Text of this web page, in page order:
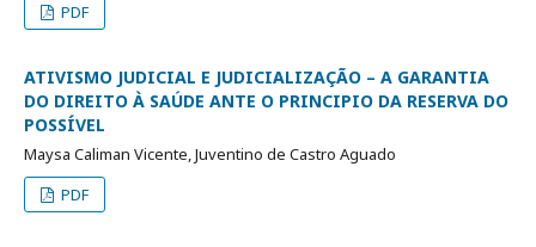
PDF
ATIVISMO JUDICIAL E JUDICIALIZAÇÃO – A GARANTIA
DO DIREITO À SAÚDE ANTE O PRINCIPIO DA RESERVA DO
POSSÍVEL
Maysa Caliman Vicente, Juventino de Castro Aguado
PDF